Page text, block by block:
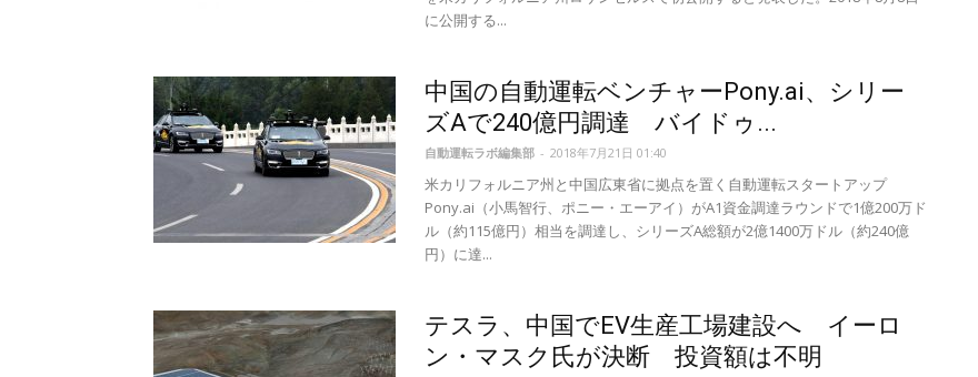
に公開する...
中国の自動運転ベンチャーPony.ai、シリー
ズAで240億円調達 バイドゥ...
自動運転ラボ編集部 - 2018年7月21日 01:40
米カリフォルニア州と中国広東省に拠点を置く自動運転スタートアップ
Pony.ai（小馬智行、ポニー・エーアイ）がA1資金調達ラウンドで1億200万ド
ル（約115億円）相当を調達し、シリーズA総額が2億1400万ドル（約240億
円）に達...
テスラ、中国でEV生産工場建設へ イーロ
ン・マスク氏が決断 投資額は不明